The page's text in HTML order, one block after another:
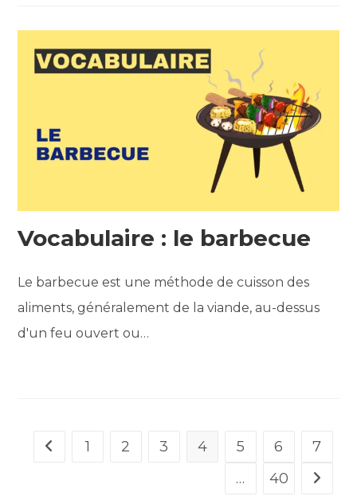
Vocabulaire : le barbecue
Le barbecue est une méthode de cuisson des
aliments, généralement de la viande, au-dessus
d'un feu ouvert ou…
Go to the previous page
1 2 3 4 5 6
7
…
40 Aller à